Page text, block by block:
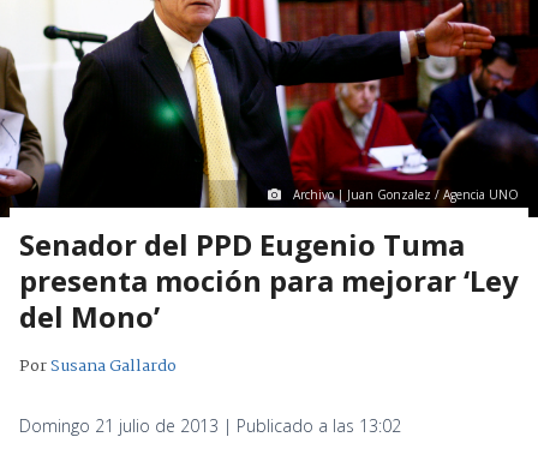
Archivo | Juan Gonzalez / Agencia UNO
Senador del PPD Eugenio Tuma
presenta moción para mejorar ‘Ley
del Mono’
PorSusana Gallardo
Domingo 21 julio de 2013 | Publicado a las 13:02